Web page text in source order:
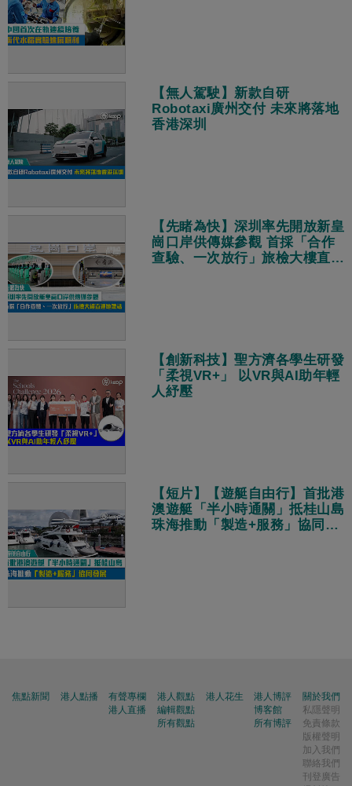
【無人駕駛】新款自研
Robotaxi廣州交付 未來將落地
香港深圳
【先睹為快】深圳率先開放新皇
崗口岸供傳媒參觀 首採「合作
查驗、一次放行」旅檢大樓直連
【創新科技】聖方濟各學生研發
「柔視VR+」 以VR與AI助年輕
人紓壓
【短片】【遊艇自由行】首批港
澳遊艇「半小時通關」抵桂山島
珠海推動「製造+服務」協同發
焦點新聞 港人點播
有聲專欄
港人直播
港人觀點
編輯觀點
所有觀點
港人花生
港人博評
博客館
所有博評
關於我們
私隱聲明
免責條款
版權聲明
加入我們
聯絡我們
刊登廣告